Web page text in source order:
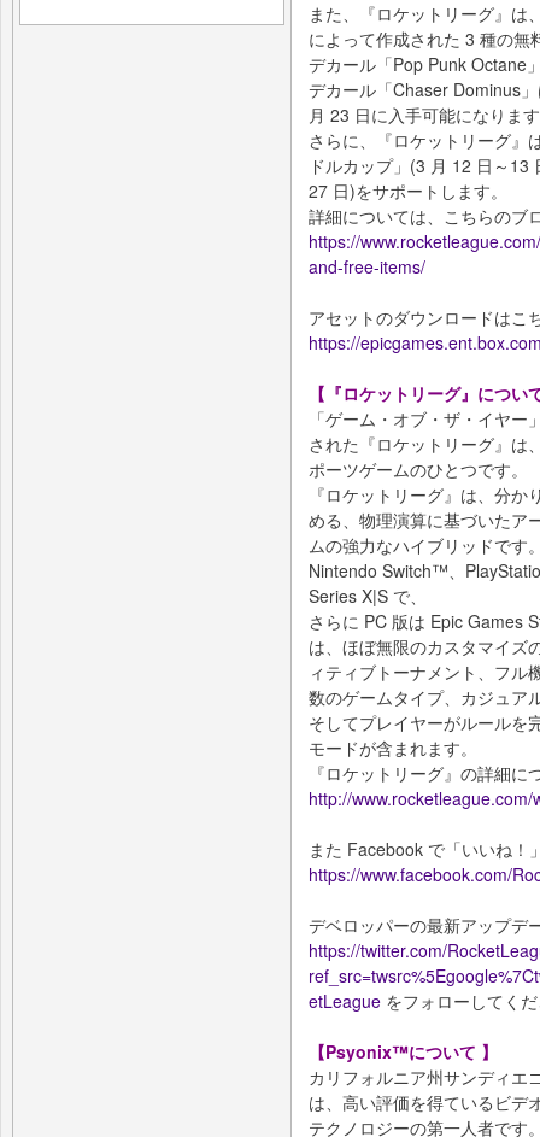
また、『ロケットリーグ』は
によって作成された 3 種の無
デカール「Pop Punk Octane
デカール「Chaser Dominus
月 23 日に入手可能になりま
さらに、『ロケットリーグ
ドルカップ」(3 月 12 日～13
27 日)をサポートします。
詳細については、こちらのブ
https://
and-free-items/
アセットのダウンロードはこ
https://
【『ロケットリーグ』につい
「ゲーム・オブ・ザ・イヤ
された『ロケットリーグ』は
ポーツゲームのひとつです。
『ロケットリーグ』は、分
める、物理演算に基づいたア
ムの強力なハイブリッドです
Nintendo Switch™、
Series X|S で、
さらに PC 版は Epic Games
は、ほぼ無限のカスタマイズ
ィティブトーナメント、フル
数のゲームタイプ、カジュア
そしてプレイヤーがルールを
モードが含まれます。
『ロケットリーグ』の詳細に
http://
また Facebook で「いいね！
https://www.facebook.com/
デベロッパーの最新アップデ
https://twitter.com/
etLeague をフォローしてく
【Psyonix™について 】
カリフォルニア州サンディエ
は、高い評価を得ているビデ
テクノロジーの第一人者です